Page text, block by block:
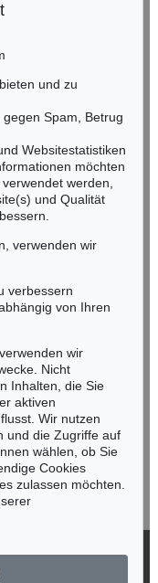
>
und zu
Spam, Betrug
Websitestatistiken
möchten
werden,
und Qualität
verwenden wir
verbessern
von Ihren
wir
Nicht
Inhalten, die Sie
aktiven
Wir nutzen
und die Zugriffe auf
wählen, ob Sie
Cookies
zulassen möchten.